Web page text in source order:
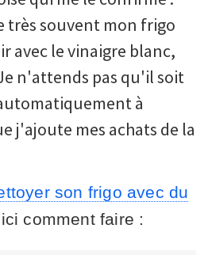
très souvent mon frigo
avec le vinaigre blanc,
n'attends pas qu'il soit
à
j'ajoute mes achats de la
son frigo avec du
comment faire :